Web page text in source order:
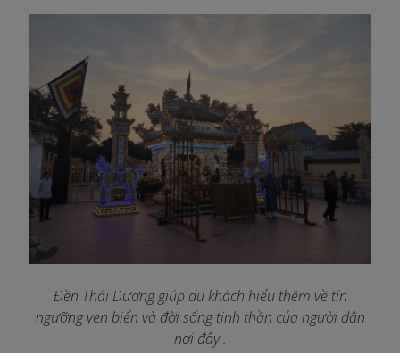
Đền Thái Dương giúp du khách hiểu thêm về tín
ngưỡng ven biển và đời sống tinh thần của người dân
nơi đây .